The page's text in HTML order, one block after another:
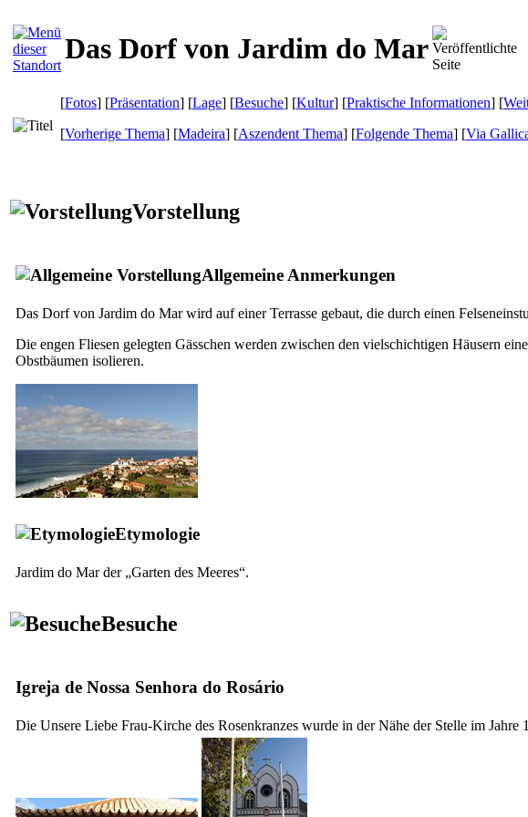
Das Dorf von Jardim do Mar
[Fotos] [Präsentation] [Lage] [Besuche] [Kultur] [Praktische Informationen] [
[Vorherige Thema] [Madeira] [Aszendent Thema] [Folgende Thema] [Via
Vorstellung
Allgemeine Anmerkungen
Das Dorf von Jardim do Mar wird auf einer Terrasse gebaut, die durch einen
Die engen Fliesen gelegten Gässchen werden zwischen den vielschichtigen Häusern
Obstbäumen isolieren.
Etymologie
Jardim do Mar der„Garten des Meeres“.
Besuche
Igreja de Nossa Senhora do Rosário
Die Unsere Liebe Frau-Kirche des Rosenkranzes wurde in der Nähe der Stelle im